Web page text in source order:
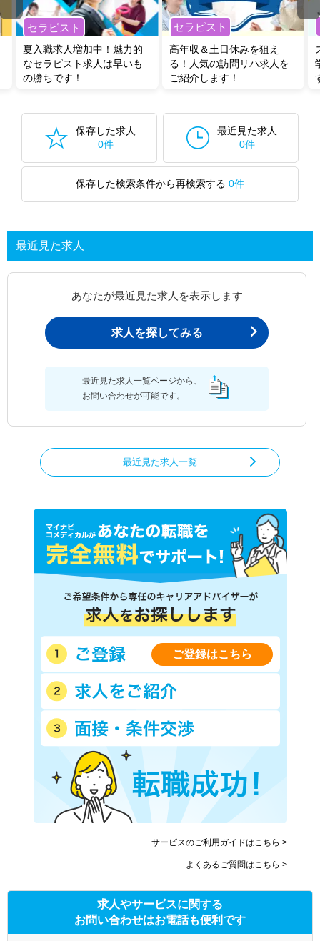
セラピスト
夏入職求人増加中！魅力的
なセラピスト求人は早いも
の勝ちです！
セラピスト
高年収＆土日休みを狙え
る！人気の訪問リハ求人を
ご紹介します！
保存した求人
0件
最近見た求人
0件
保存した検索条件から再検索する 0件
最近見た求人
あなたが最近見た求人を表示します
求人を探してみる
最近見た求人一覧ページから、
お問い合わせが可能です。
最近見た求人一覧
ご登録はこちら
サービスのご利用ガイドはこちら >
よくあるご質問はこちら >
求人やサービスに関する
お問い合わせはお電話も便利です